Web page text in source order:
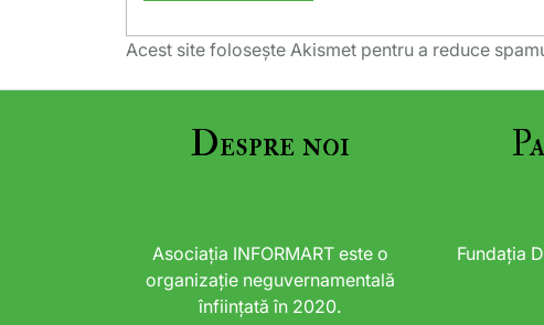
Acest site folosește Akismet pentru a reduce
Despre noi
Asociația INFORMART este o
organizație neguvernamentală
înființată în 2020.
Fundația